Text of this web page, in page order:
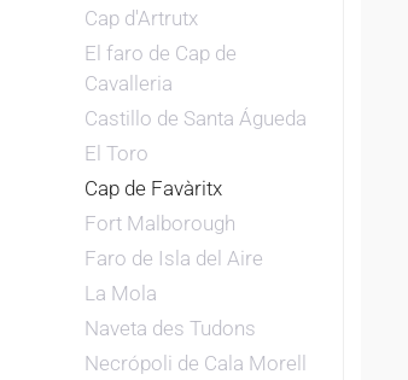
Cap d'Artrutx
El faro de Cap de
Cavalleria
Castillo de Santa Águeda
El Toro
Cap de Favàritx
Fort Malborough
Faro de Isla del Aire
La Mola
Naveta des Tudons
Necrópoli de Cala Morell